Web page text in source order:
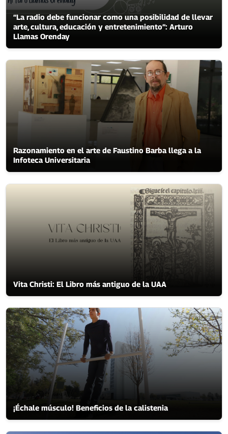
“La radio debe funcionar como una posibilidad de llevar
arte, cultura, educación y entretenimiento”: Arturo
Llamas Orenday
Razonamiento en el arte de Faustino Barba llega a la
Infoteca Universitaria
Vita Christi: El Libro más antiguo de la UAA
¡Échale músculo! Beneficios de la calistenia